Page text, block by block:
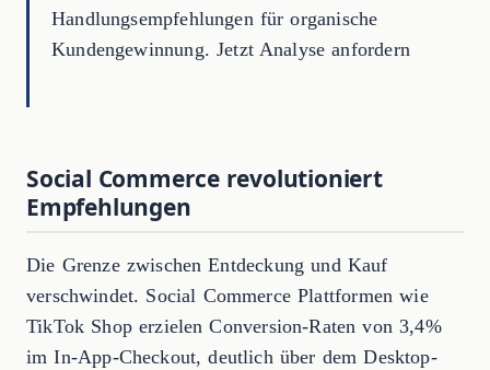
Handlungsempfehlungen für organische
Kundengewinnung. Jetzt Analyse anfordern
Social Commerce revolutioniert
Empfehlungen
Die Grenze zwischen Entdeckung und Kauf
verschwindet. Social Commerce Plattformen wie
TikTok Shop erzielen Conversion-Raten von 3,4%
im In-App-Checkout, deutlich über dem Desktop-